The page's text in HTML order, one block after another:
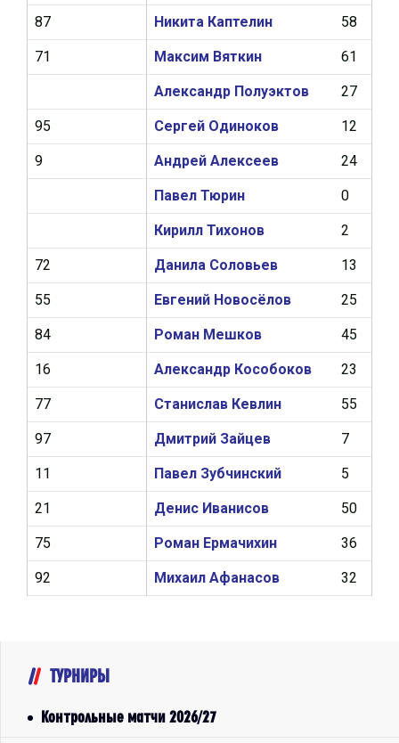
Никита Каптелин 58
Максим Вяткин 61
Александр Полуэктов 27
Сергей Одиноков 12
Андрей Алексеев 24
Павел Тюрин 0
Кирилл Тихонов 2
Данила Соловьев 13
Евгений Новосёлов 25
Роман Мешков 45
Александр Кособоков 23
Станислав Кевлин 55
Дмитрий Зайцев 7
Павел Зубчинский 5
Денис Иванисов 50
Роман Ермачихин 36
Михаил Афанасов 32
87
71
95
9
72
55
84
16
77
97
11
21
75
92
ТУРНИРЫ
Контрольные матчи 2026/27